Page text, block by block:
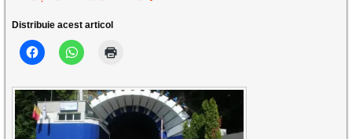
Distribuie acest articol